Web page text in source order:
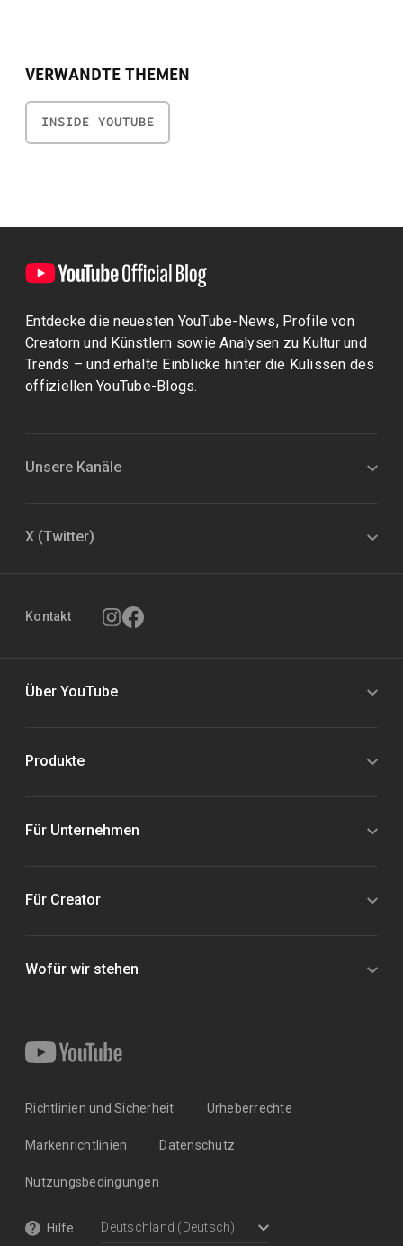
VERWANDTE THEMEN
INSIDE YOUTUBE
Entdecke die neuesten YouTube-News, Profile von
Creatorn und Künstlern sowie Analysen zu Kultur und
Trends – und erhalte Einblicke hinter die Kulissen des
offiziellen YouTube-Blogs.
Unsere Kanäle
X (Twitter)
Kontakt
Über YouTube
Produkte
Für Unternehmen
Für Creator
Wofür wir stehen
Richtlinien und Sicherheit Urheberrechte
Markenrichtlinien Datenschutz
Nutzungsbedingungen
Hilfe